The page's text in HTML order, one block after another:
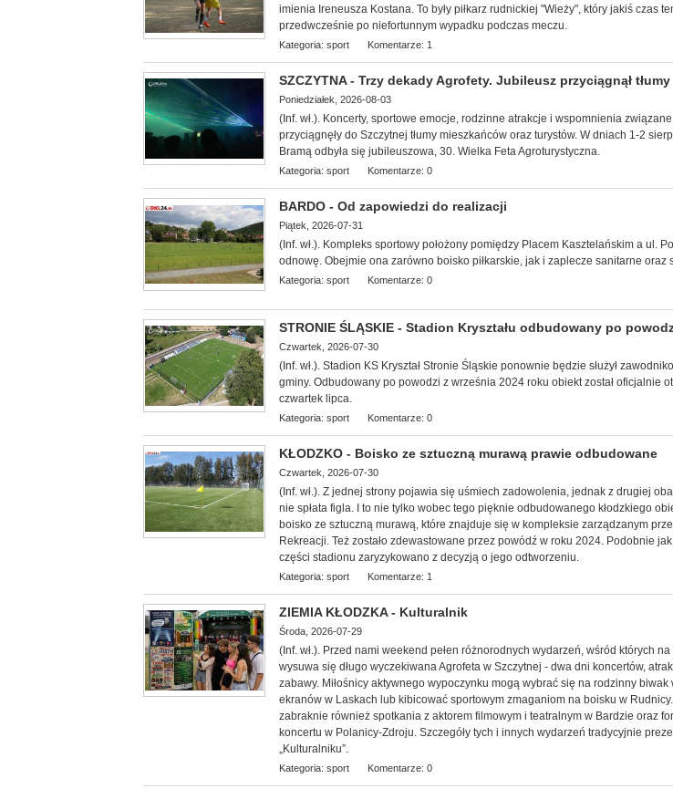
imienia Ireneusza Kostana. To były piłkarz rudnickiej "Wieży", który jakiś czas
przedwcześnie po niefortunnym wypadku podczas meczu.
Kategoria: sport Komentarze: 1
SZCZYTNA - Trzy dekady Agrofety. Jubileusz przyciągnął tłumy
Poniedziałek, 2026-08-03
(Inf. wł.). Koncerty, sportowe emocje, rodzinne atrakcje i wspomnienia
przyciągnęły do Szczytnej tłumy mieszkańców oraz turystów. W dniach 1-2
Bramą odbyła się jubileuszowa, 30. Wielka Feta Agroturystyczna.
Kategoria: sport Komentarze: 0
BARDO - Od zapowiedzi do realizacji
Piątek, 2026-07-31
(Inf. wł.). Kompleks sportowy położony pomiędzy Placem Kasztelańskim a ul.
odnowę. Obejmie ona zarówno boisko piłkarskie, jak i zaplecze sanitarne oraz
Kategoria: sport Komentarze: 0
STRONIE ŚLĄSKIE - Stadion Kryształu odbudowany po
Czwartek, 2026-07-30
(Inf. wł.). Stadion KS Kryształ Stronie Śląskie ponownie będzie służył
gminy. Odbudowany po powodzi z września 2024 roku obiekt został oficjalnie
czwartek lipca.
Kategoria: sport Komentarze: 0
KŁODZKO - Boisko ze sztuczną murawą prawie odbudowane
Czwartek, 2026-07-30
(Inf. wł.). Z jednej strony pojawia się uśmiech zadowolenia, jednak z drugiej
nie spłata figla. I to nie tylko wobec tego pięknie odbudowanego kłodzkiego
boisko ze sztuczną murawą, które znajduje się w kompleksie zarządzanym
Rekreacji. Też zostało zdewastowane przez powódź w roku 2024. Podobnie
części stadionu zaryzykowano z decyzją o jego odtworzeniu.
Kategoria: sport Komentarze: 1
ZIEMIA KŁODZKA - Kulturalnik
Środa, 2026-07-29
(Inf. wł.). Przed nami weekend pełen różnorodnych wydarzeń, wśród których
wysuwa się długo wyczekiwana Agrofeta w Szczytnej - dwa dni koncertów,
zabawy. Miłośnicy aktywnego wypoczynku mogą wybrać się na rodzinny biwak
ekranów w Laskach lub kibicować sportowym zmaganiom na boisku w
zabraknie również spotkania z aktorem filmowym i teatralnym w Bardzie oraz
koncertu w Polanicy-Zdroju. Szczegóły tych i innych wydarzeń tradycyjnie
„Kulturalniku”.
Kategoria: sport Komentarze: 0